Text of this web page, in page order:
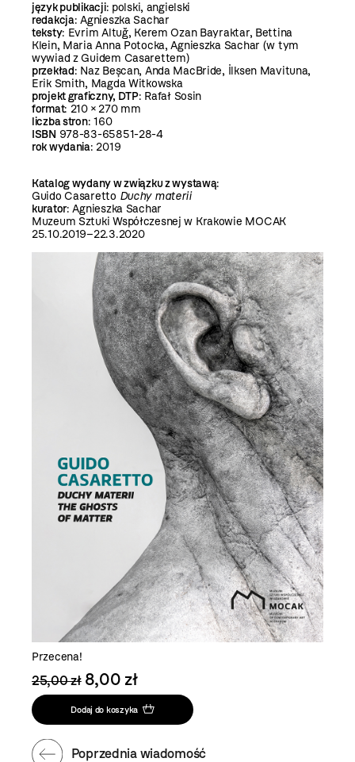
język publikacji: polski, angielski
redakcja: Agnieszka Sachar
teksty: Evrim Altuğ, Kerem Ozan Bayraktar, Bettina
Klein, Maria Anna Potocka, Agnieszka Sachar (w tym
wywiad z Guidem Casarettem)
przekład: Naz Beșcan, Anda MacBride, İlksen Mavituna,
Erik Smith, Magda Witkowska
projekt graficzny, DTP: Rafał Sosin
format: 210 × 270 mm
liczba stron: 160
ISBN 978-83-65851-28-4
rok wydania: 2019
Katalog wydany w związku z wystawą:
Guido Casaretto Duchy materii
kurator: Agnieszka Sachar
Muzeum Sztuki Współczesnej w Krakowie MOCAK
25.10.2019–22.3.2020
Przecena!
25,00 zł 8,00 zł
Dodaj do koszyka
Poprzednia wiadomość